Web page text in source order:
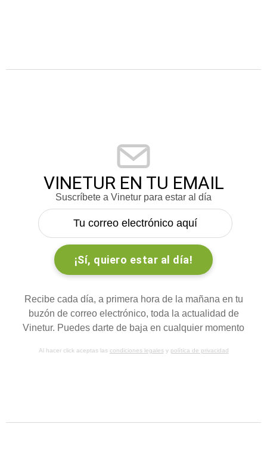
VINETUR EN TU EMAIL
Suscríbete a Vinetur para estar al día
Recibe cada día, a primera hora de la mañana en tu
buzón de correo electrónico, toda la actualidad de
Vinetur. Puedes darte de baja en cualquier momento
Al hacer click aceptas las condiciones legalesy política de privacidad